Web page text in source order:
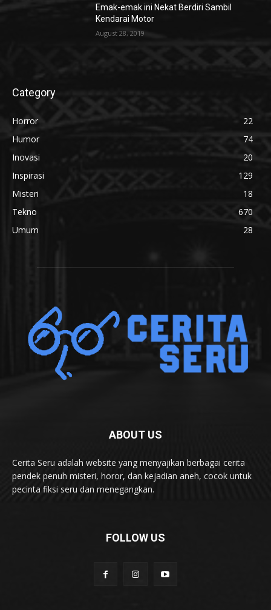
Emak-emak ini Nekat Berdiri Sambil
Kendarai Motor
August 28, 2019
Category
Horror
22
Humor
74
Inovasi
20
Inspirasi
129
Misteri
18
Tekno
670
Umum
28
ABOUT US
Cerita Seru adalah website yang menyajikan berbagai cerita
pendek penuh misteri, horor, dan kejadian aneh, cocok untuk
pecinta fiksi seru dan menegangkan.
FOLLOW US